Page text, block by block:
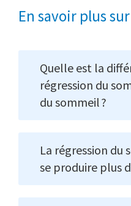
En savoir plus
Quelle est la
régression du
du sommeil ?
La régression
se produire plus